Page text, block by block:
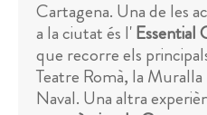
Cartagena. Una de les
a la ciutat és l'Essential
que recorre els
Teatre Romà, la
Naval. Una altra